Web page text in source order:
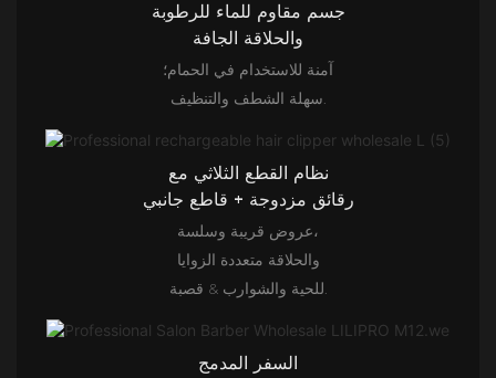
جسم مقاوم للماء للرطوبة
والحلاقة الجافة
آمنة للاستخدام في الحمام؛
سهلة الشطف والتنظيف.
نظام القطع الثلاثي مع
رقائق مزدوجة + قاطع جانبي
عروض قريبة وسلسة،
والحلاقة متعددة الزوايا
السفر المدمج